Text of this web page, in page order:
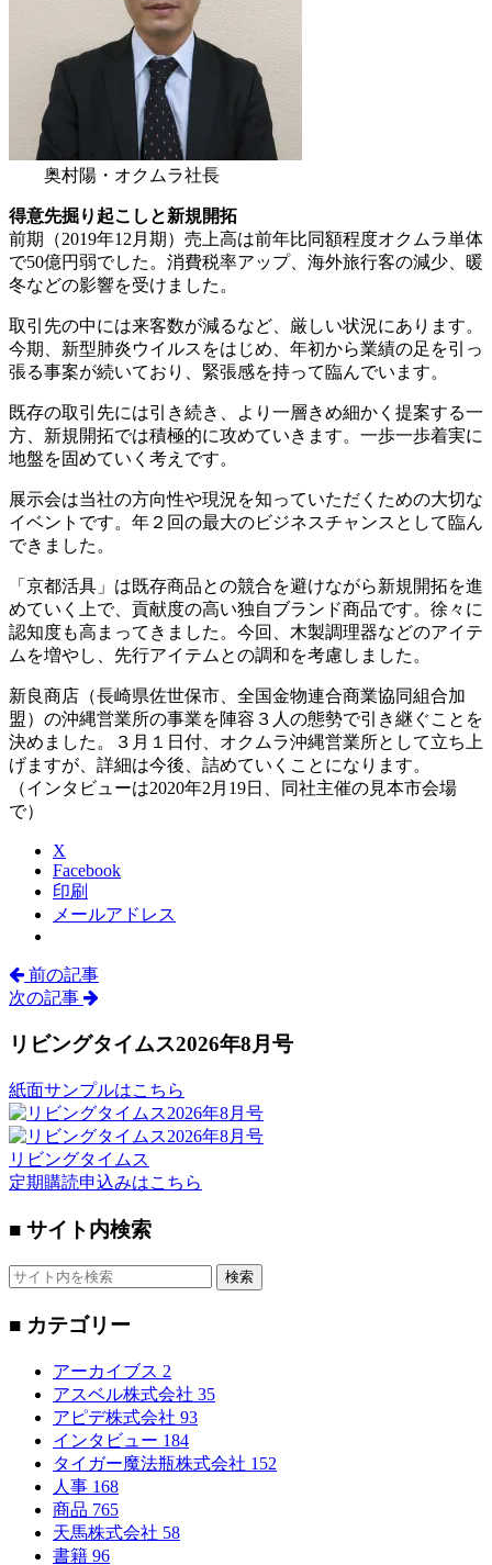
奥村陽・オクムラ社長
得意先掘り起こしと新規開拓
前期（2019年12月期）売上高は前年比同額程度オクムラ単体
で50億円弱でした。消費税率アップ、海外旅行客の減少、暖
冬などの影響を受けました。
取引先の中には来客数が減るなど、厳しい状況にあります。
今期、新型肺炎ウイルスをはじめ、年初から業績の足を引っ
張る事案が続いており、緊張感を持って臨んでいます。
既存の取引先には引き続き、より一層きめ細かく提案する一
方、新規開拓では積極的に攻めていきます。一歩一歩着実に
地盤を固めていく考えです。
展示会は当社の方向性や現況を知っていただくための大切な
イベントです。年２回の最大のビジネスチャンスとして臨ん
できました。
「京都活具」は既存商品との競合を避けながら新規開拓を進
めていく上で、貢献度の高い独自ブランド商品です。徐々に
認知度も高まってきました。今回、木製調理器などのアイテ
ムを増やし、先行アイテムとの調和を考慮しました。
新良商店（長崎県佐世保市、全国金物連合商業協同組合加
盟）の沖縄営業所の事業を陣容３人の態勢で引き継ぐことを
決めました。３月１日付、オクムラ沖縄営業所として立ち上
げますが、詳細は今後、詰めていくことになります。
（インタビューは2020年2月19日、同社主催の見本市会場
で）
X
Facebook
印刷
メールアドレス
前の記事
次の記事
リビングタイムス2026年8月号
紙面サンプルはこちら
リビングタイムス
定期購読申込みはこちら
■ サイト内検索
検索
■ カテゴリー
アーカイブス 2
アスベル株式会社 35
アピデ株式会社 93
インタビュー 184
タイガー魔法瓶株式会社 152
人事 168
商品 765
天馬株式会社 58
書籍 96